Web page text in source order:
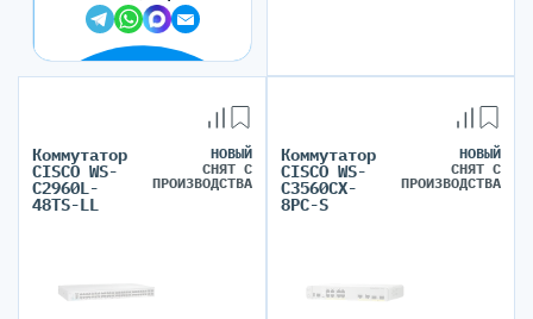
Коммутатор
CISCO WS-
C2960L-
48TS-LL
НОВЫЙ
СНЯТ С
ПРОИЗВОДСТВА
Коммутатор
CISCO WS-
C3560CX-
8PC-S
НОВЫЙ
СНЯТ С
ПРОИЗВОДСТВА